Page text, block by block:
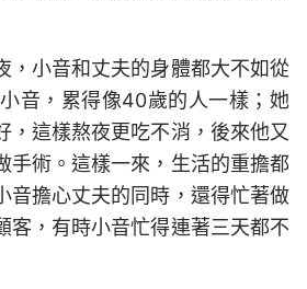
，小音和丈夫的身體都大不如從
音，累得像40歲的人一樣；她
，這樣熬夜更吃不消，後來他又
手術。這樣一來，生活的重擔都
音擔心丈夫的同時，還得忙著做
客，有時小音忙得連著三天都不